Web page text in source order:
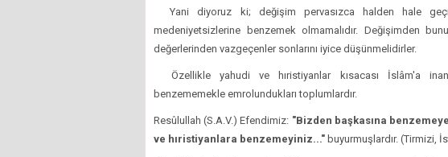
Yani diyoruz ki; değişim pervasızca halden hale
medeniyetsizlerine benzemek olmamalıdır. Değişimden
değerlerinden vazgeçenler sonlarını iyice düşünmelidirler.
Özellikle yahudi ve hıristiyanlar kısacası İslâm'a
benzememekle emrolundukları toplumlardır.
Resûlullah (S.A.V.) Efendimiz: "Bizden başkasına
ve hıristiyanlara benzemeyiniz..." buyurmuşlardır. (Tirmizi,